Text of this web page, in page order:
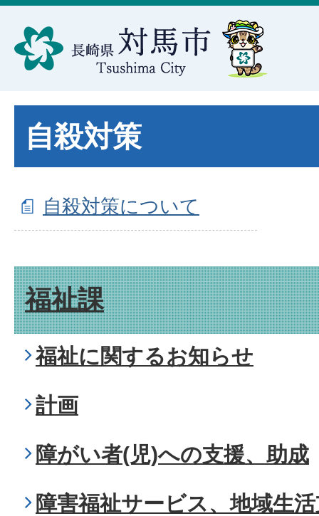
自殺対策
自殺対策について
福祉課
福祉に関するお知らせ
計画
障がい者(児)への支援、助成
障害福祉サービス、地域生